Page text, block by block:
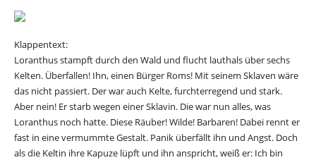
Klappentext:
Loranthus stampft durch den Wald und flucht lauthals über sechs
Kelten. Überfallen! Ihn, einen Bürger Roms! Mit seinem Sklaven wäre
das nicht passiert. Der war auch Kelte, furchterregend und stark.
Aber nein! Er starb wegen einer Sklavin. Die war nun alles, was
Loranthus noch hatte. Diese Räuber! Wilde! Barbaren! Dabei rennt er
fast in eine vermummte Gestalt. Panik überfällt ihn und Angst. Doch
als die Keltin ihre Kapuze lüpft und ihn anspricht, weiß er: Ich bin